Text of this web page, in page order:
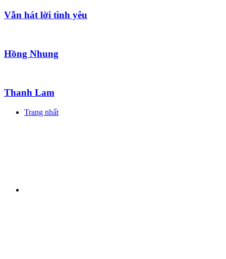
Vẫn hát lời tình yêu
Hồng Nhung
Thanh Lam
Trang nhất